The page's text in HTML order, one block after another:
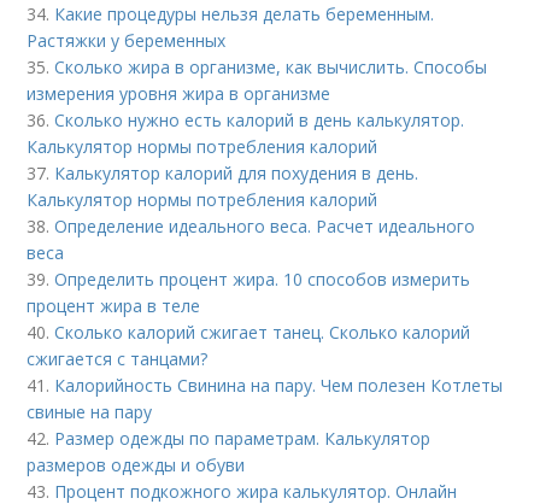
34. Какие процедуры нельзя делать беременным.
Растяжки у беременных
35.Сколько жира в организме, как вычислить. Способы
измерения уровня жира в организме
36.Сколько нужно есть калорий в день калькулятор.
Калькулятор нормы потребления калорий
37. Калькулятор калорий для похудения в день.
Калькулятор нормы потребления калорий
38.Определение идеального веса. Расчет идеального
веса
39.Определить процент жира. 10 способов измерить
процент жира в теле
40.Сколько калорий сжигает танец. Сколько калорий
сжигается с танцами?
41. Калорийность Свинина на пару. Чем полезен Котлеты
свиные на пару
42. Размер одежды по параметрам. Калькулятор
размеров одежды и обуви
43. Процент подкожного жира калькулятор. Онлайн